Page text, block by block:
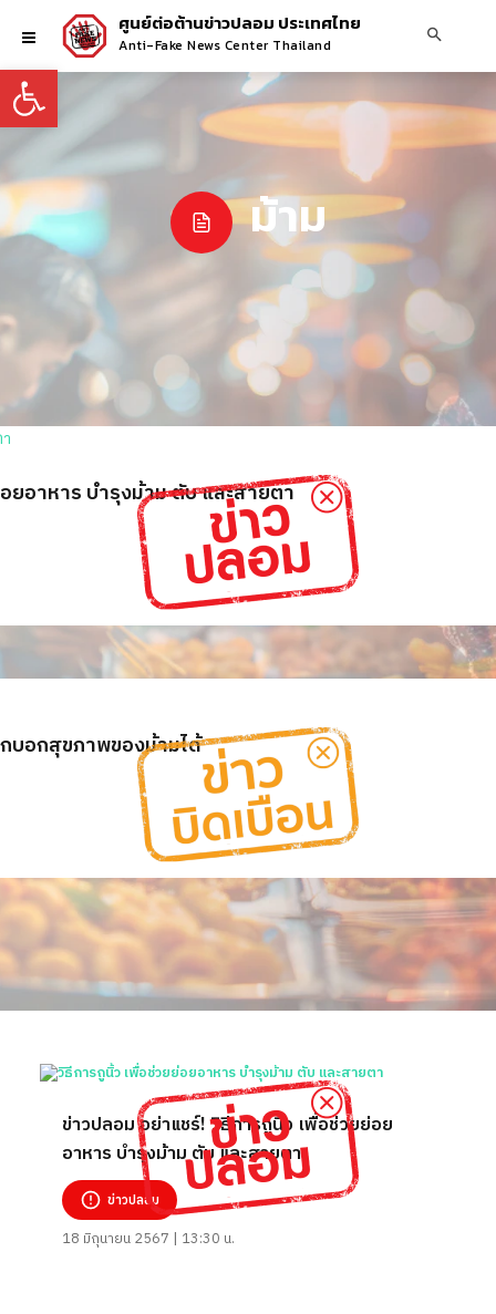
Open toolbar
ศูนย์ต่อต้านข่าวปลอม ประเทศไทย
Anti-Fake News Center Thailand
ม้าม
ยอาหาร บำรุงม้าม ตับ และสายตา
บอกสุขภาพของม้ามได้
ข่าวปลอม อย่าแชร์! วิธีการถูนิ้ว เพื่อช่วยย่อย
อาหาร บำรุงม้าม ตับ และสายตา
ข่าวปลอม
18 มิถุนายน 2567 | 13:30 น.